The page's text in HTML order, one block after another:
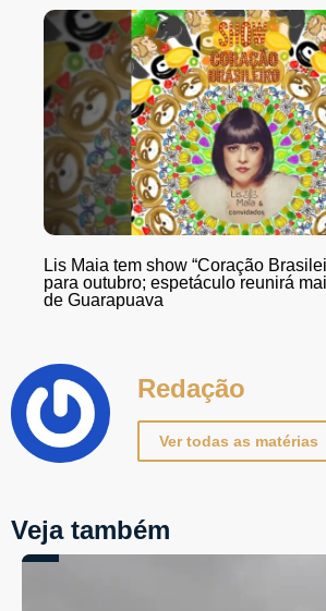
Lis Maia tem show “Coração
para outubro; espetáculo reunirá
de Guarapuava
Redação
Ver todas as matérias
Veja também